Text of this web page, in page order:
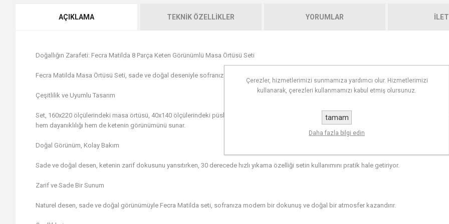
AÇIKLAMA TEKNIK ÖZELLIKLER YORUMLAR
Doğallığın Zarafeti: Fecra Matilda 8 Parça Keten Görünümlü Masa Örtüsü Seti
Fecra Matilda Masa Örtüsü Seti, sade ve doğal deseniyle sofranıza doğallık ve şıklık katıyor.
Çeşitlilik ve Uyumlu Tasarım
Set, 160x220 ölçülerindeki masa örtüsü, 40x140 ölçülerindeki püsküllü runner ve 6 adet 30x30 ölçülerinde peçete içerir. Pamuk-polyester
hem dayanıklılığı hem de ketenin görünümünü sunar.
Doğal Görünüm, Kolay Bakım
Sade ve doğal desen, ketenin zarif dokusunu yansıtırken, 30 derecede hızlı yıkama özelliği setin kullanımını pratik hale getiriyor.
Zarif ve Sade Bir Sunum
Naturel desen, sade ve doğal görünümüyle Fecra Matilda seti, sofranıza modern bir dokunuş ve doğal bir atmosfer kazandırır.
Çerezler, hizmetlerimizi sunmamıza yardımcı olur. Hizmetlerimizi
kullanarak, çerezleri kullanmamızı kabul etmiş olursunuz.
tamam
Daha fazla bilgi edin